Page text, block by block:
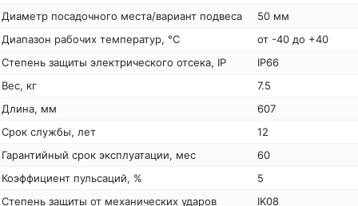
Диаметр посадочного места/вариант подвеса
50 мм
Диапазон рабочих температур, °С
от -40 до +40
Степень защиты электрического отсека, IP
IP66
Вес, кг
7.5
Длина, мм
607
Срок службы, лет
12
Гарантийный срок эксплуатации, мес
60
Коэффициент пульсаций, %
5
Степень защиты от механических ударов
IK08